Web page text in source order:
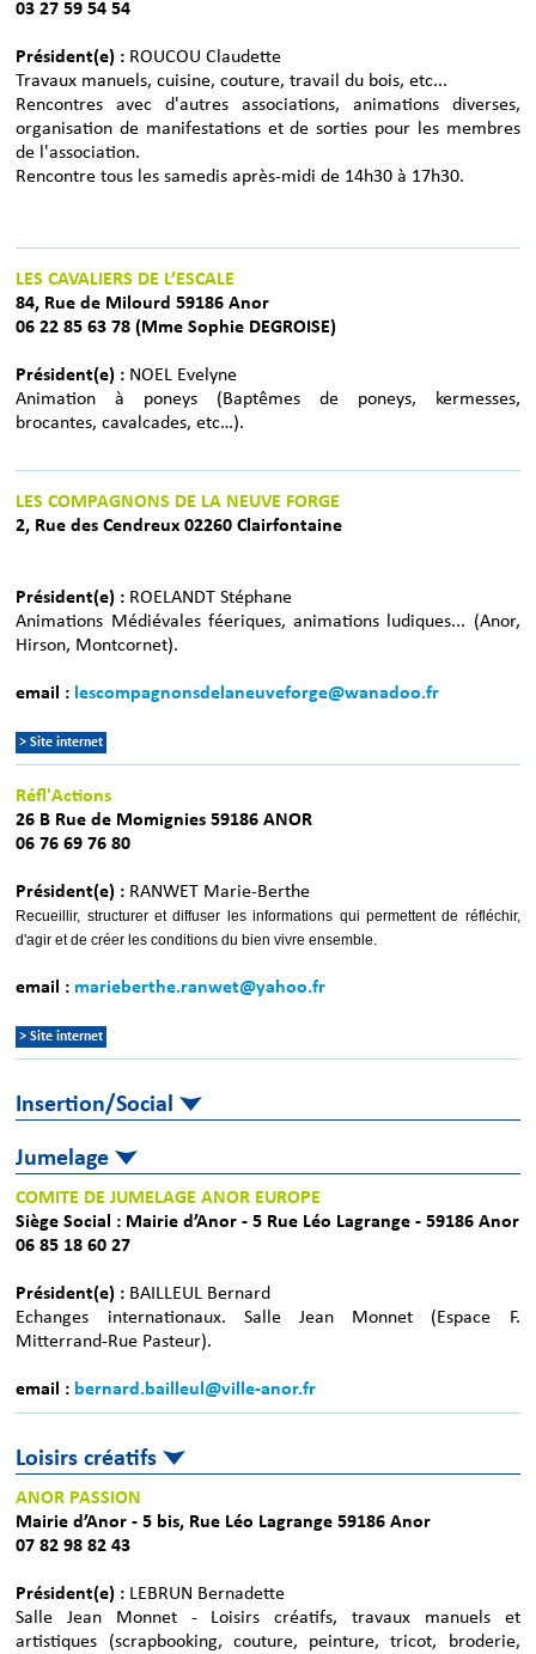
03 27 59 54 54
Président(e) : ROUCOU Claudette
Travaux manuels, cuisine, couture, travail du bois, etc...
Rencontres avec d'autres associations, animations diverses,
organisation de manifestations et de sorties pour les membres
de l'association.
Rencontre tous les samedis après-midi de 14h30 à 17h30.
LES CAVALIERS DE L’ESCALE
84, Rue de Milourd 59186 Anor
06 22 85 63 78 (Mme Sophie DEGROISE)
Président(e) : NOEL Evelyne
Animation à poneys (Baptêmes de poneys, kermesses,
brocantes, cavalcades, etc…).
LES COMPAGNONS DE LA NEUVE FORGE
2, Rue des Cendreux 02260 Clairfontaine
Président(e) : ROELANDT Stéphane
Animations Médiévales féeriques, animations ludiques... (Anor,
Hirson, Montcornet).
email : lescompagnonsdelaneuveforge@wanadoo.fr
> Site internet
Réfl'Actions
26 B Rue de Momignies 59186 ANOR
06 76 69 76 80
Président(e) : RANWET Marie-Berthe
Recueillir, structurer et diffuser les informations qui permettent de réfléchir,
d'agir et de créer les conditions du bien vivre ensemble.
email : marieberthe.ranwet@yahoo.fr
> Site internet
Insertion/Social
Jumelage
COMITE DE JUMELAGE ANOR EUROPE
Siège Social : Mairie d’Anor - 5 Rue Léo Lagrange - 59186 Anor
06 85 18 60 27
Président(e) : BAILLEUL Bernard
Echanges internationaux. Salle Jean Monnet (Espace F.
Mitterrand-Rue Pasteur).
email : bernard.bailleul@ville-anor.fr
Loisirs créatifs
ANOR PASSION
Mairie d’Anor - 5 bis, Rue Léo Lagrange 59186 Anor
07 82 98 82 43
Président(e) : LEBRUN Bernadette
Salle Jean Monnet - Loisirs créatifs, travaux manuels et
artistiques (scrapbooking, couture, peinture, tricot, broderie,